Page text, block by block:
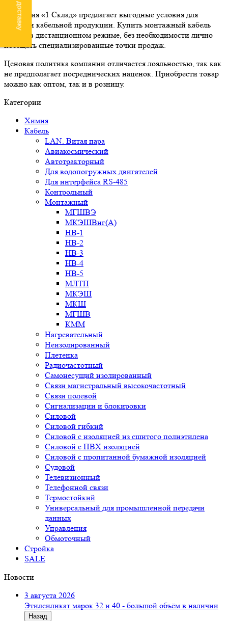
Компания «1 Склад» предлагает выгодные условия для
покупки кабельной продукции. Купить монтажный кабель
можно в дистанционном режиме, без необходимости лично
посещать специализированные точки продаж.
Ценовая политика компании отличается лояльностью, так как
не предполагает посреднических наценок. Приобрести товар
можно как оптом, так и в розницу.
Категории
Химия
Кабель
LAN. Витая пара
Авиакосмический
Автотракторный
Для водопогружных двигателей
Для интерфейса RS-485
Контрольный
Монтажный
МГШВЭ
МКЭШВнг(А)
НВ-1
НВ-2
НВ-3
НВ-4
НВ-5
МЛТП
МКЭШ
МКШ
МГШВ
КММ
Нагревательный
Неизолированный
Плетенка
Радиочастотный
Самонесущий изолированный
Связи магистральный высокочастотный
Связи полевой
Сигнализации и блокировки
Силовой
Силовой гибкий
Силовой с изоляцией из сшитого полиэтилена
Силовой с ПВХ изоляцией
Силовой с пропитанной бумажной изоляцией
Судовой
Телевизионный
Телефонной связи
Термостойкий
Универсальный для промышленной передачи
данных
Управления
Обмоточный
Стройка
SALE
Новости
3 августа 2026
Этилсиликат марок 32 и 40 - большой объём в наличии
Назад